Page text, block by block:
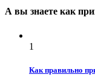
А вы знаете как
1
Как правильно